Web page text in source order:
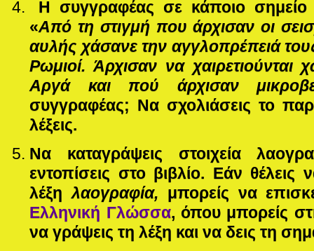
Η συγγραφέας σε κάποιο σημείο
«Από τη στιγμή που άρχισαν οι
αυλής χάσανε την αγγλοπρέπειά
Ρωμιοί. Άρχισαν να χαιρετιούνται
Αργά και πού άρχισαν
συγγραφέας; Να σχολιάσεις το
λέξεις.
Να καταγράψεις στοιχεία
εντοπίσεις στο βιβλίο. Εάν θέλεις
λέξηλαογραφία, μπορείς να
Ελληνική Γλώσσα, όπου μπορείς
να γράψεις τη λέξη και να δεις τη